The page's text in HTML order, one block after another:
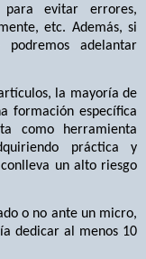
evitar errores,
etc. Además, si
podremos adelantar
la mayoría de
formación específica
como herramienta
práctica y
un alto riesgo
o no ante un micro,
dedicar al menos 10